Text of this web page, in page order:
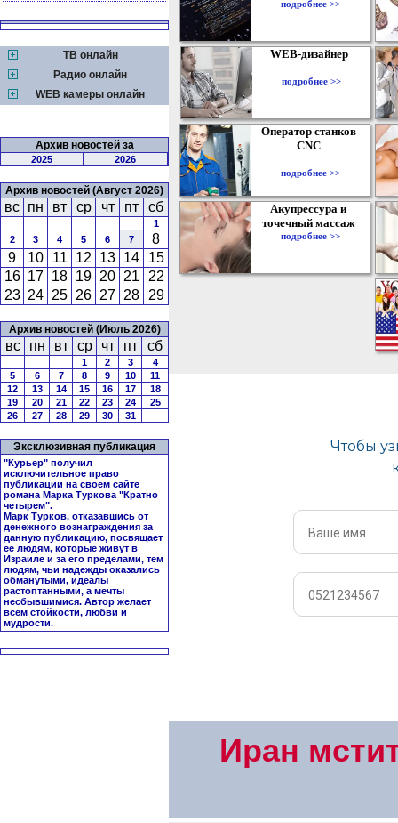
ТВ онлайн
Радио онлайн
WEB камеры онлайн
Архив новостей за
2025 2026
Архив новостей (Август 2026)
вс пн вт ср чт пт сб
1
2
3 4 5 6 7
8
9
10 11 12 13 14
15
16 17 18 19 20 21
22
23 24 25 26 27 28 29
Архив новостей (Июль 2026)
вс пн вт ср чт пт сб
1 2 3
4
5
6 7 8 9 10
11
12
13 14 15 16 17
18
19
20 21 22 23 24
25
26
27 28 29 30 31
Эксклюзивная публикация
"Курьер" получил
исключительное право
публикации на своем сайте
романа Марка Туркова "Кратно
четырем".
Марк Турков, отказавшись от
денежного вознаграждения за
данную публикацию, посвящает
ее людям, которые живут в
Израиле и за его пределами, тем
людям, чьи надежды оказались
обманутыми, идеалы
растоптанными, а мечты
несбывшимися. Автор желает
всем стойкости, любви и
мудрости.
подробнее >>
WEB-дизайнер
подробнее >>
Оператор станков
CNC
подробнее >>
Акупрессура и
точечный массаж
подробнее >>
Иран